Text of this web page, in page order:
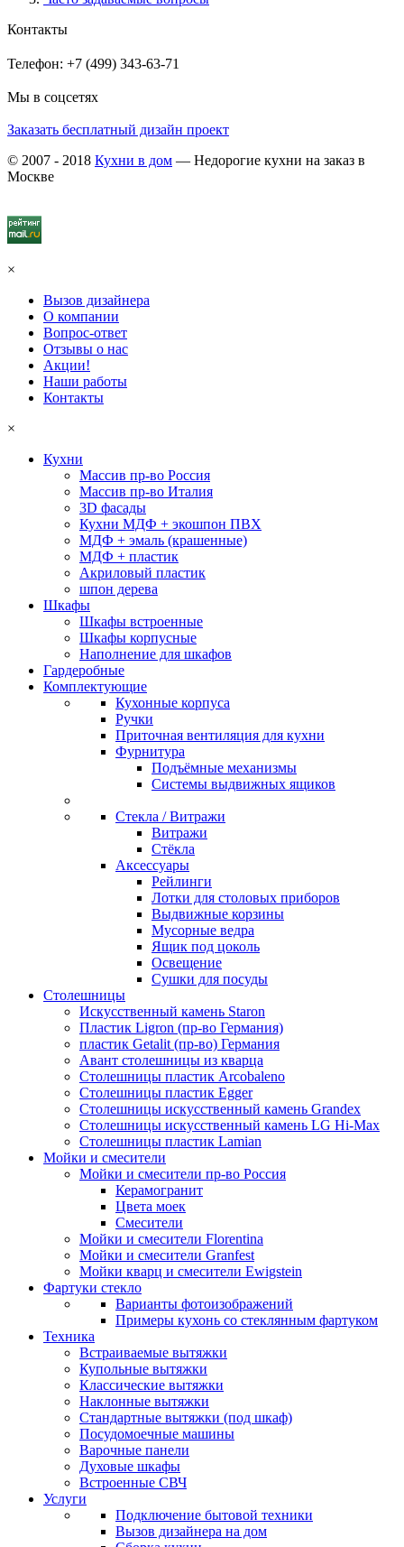
Контакты
Телефон: +7 (499) 343-63-71
Мы в соцсетях
Заказать бесплатный дизайн проект
© 2007 - 2018 Кухни в дом — Недорогие кухни на заказ в
Москве
×
Вызов дизайнера
О компании
Вопрос-ответ
Отзывы о нас
Акции!
Наши работы
Контакты
×
Кухни
Массив пр-во Россия
Массив пр-во Италия
3D фасады
Кухни МДФ + экошпон ПВХ
МДФ + эмаль (крашенные)
МДФ + пластик
Акриловый пластик
шпон дерева
Шкафы
Шкафы встроенные
Шкафы корпусные
Наполнение для шкафов
Гардеробные
Комплектующие
Кухонные корпуса
Ручки
Приточная вентиляция для кухни
Фурнитура
Подъёмные механизмы
Системы выдвижных ящиков
Стекла / Витражи
Витражи
Стёкла
Аксессуары
Рейлинги
Лотки для столовых приборов
Выдвижные корзины
Мусорные ведра
Ящик под цоколь
Освещение
Сушки для посуды
Столешницы
Искусственный камень Staron
Пластик Ligron (пр-во Германия)
пластик Getalit (пр-во) Германия
Авант столешницы из кварца
Столешницы пластик Arcobaleno
Столешницы пластик Egger
Столешницы искусственный камень Grandex
Столешницы искусственный камень LG Hi-Max
Столешницы пластик Lamian
Мойки и смесители
Мойки и смесители пр-во Россия
Керамогранит
Цвета моек
Смесители
Мойки и смесители Florentina
Мойки и смесители Granfest
Мойки кварц и смесители Ewigstein
Фартуки стекло
Варианты фотоизображений
Примеры кухонь со стеклянным фартуком
Техника
Встраиваемые вытяжки
Купольные вытяжки
Классические вытяжки
Наклонные вытяжки
Стандартные вытяжки (под шкаф)
Посудомоечные машины
Варочные панели
Духовые шкафы
Встроенные СВЧ
Услуги
Подключение бытовой техники
Вызов дизайнера на дом